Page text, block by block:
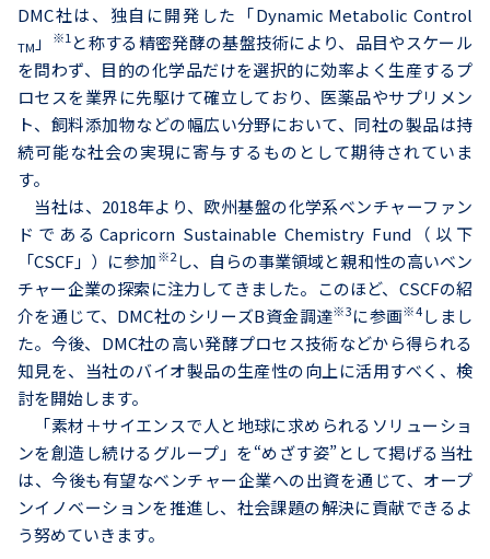
DMC社は、独自に開発した「Dynamic Metabolic Control
TM 」 ※1と称する精密発酵の基盤技術により、品目やスケール
を問わず、目的の化学品だけを選択的に効率よく生産するプ
ロセスを業界に先駆けて確立しており、医薬品やサプリメン
ト、飼料添加物などの幅広い分野において、同社の製品は持
続可能な社会の実現に寄与するものとして期待されていま
す。
当社は、2018年より、欧州基盤の化学系ベンチャーファン
ドであるCapricorn Sustainable Chemistry Fund（以下
「CSCF」）に参加※2し、自らの事業領域と親和性の高いベン
チャー企業の探索に注力してきました。このほど、CSCFの紹
介を通じて、DMC社のシリーズB資金調達※3に参画※4しまし
た。今後、DMC社の高い発酵プロセス技術などから得られる
知見を、当社のバイオ製品の生産性の向上に活用すべく、検
討を開始します。
「素材＋サイエンスで人と地球に求められるソリューショ
ンを創造し続けるグループ」を“めざす姿”として掲げる当社
は、今後も有望なベンチャー企業への出資を通じて、オープ
ンイノベーションを推進し、社会課題の解決に貢献できるよ
う努めていきます。